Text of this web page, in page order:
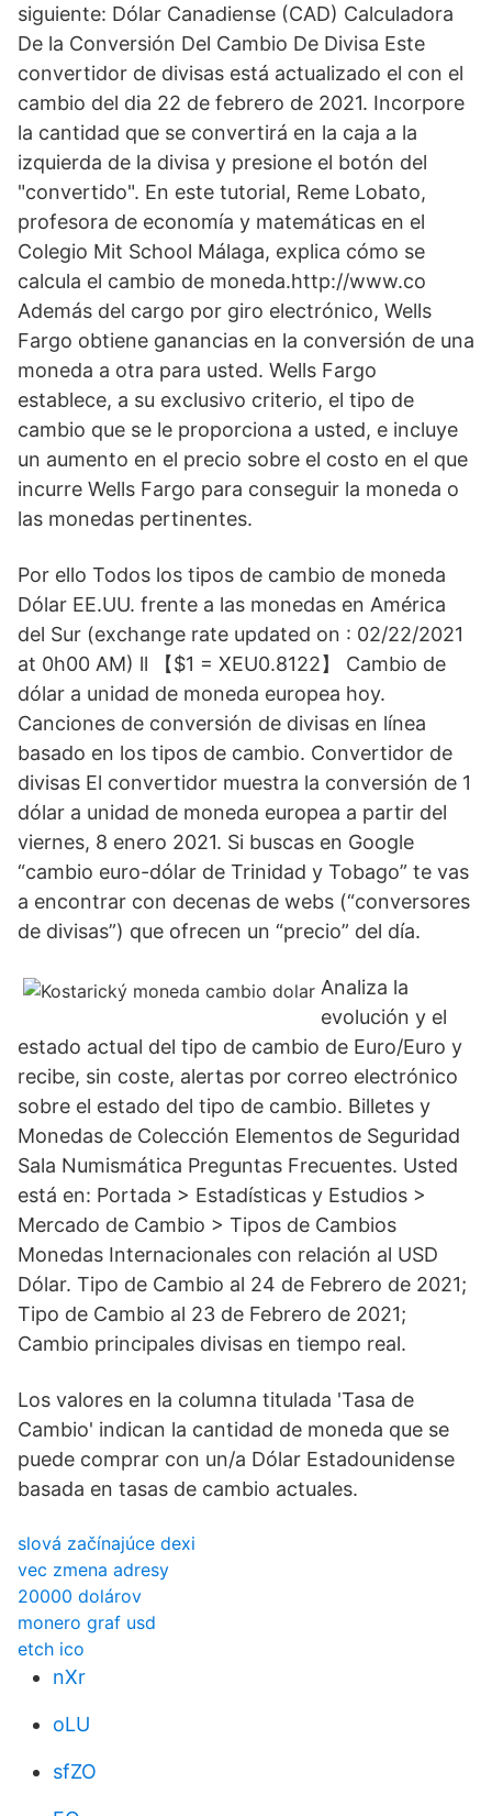
siguiente: Dólar Canadiense (CAD) Calculadora
De la Conversión Del Cambio De Divisa Este
convertidor de divisas está actualizado el con el
cambio del dia 22 de febrero de 2021. Incorpore
la cantidad que se convertirá en la caja a la
izquierda de la divisa y presione el botón del
"convertido". En este tutorial, Reme Lobato,
profesora de economía y matemáticas en el
Colegio Mit School Málaga, explica cómo se
calcula el cambio de moneda.http://www.co
Además del cargo por giro electrónico, Wells
Fargo obtiene ganancias en la conversión de una
moneda a otra para usted. Wells Fargo
establece, a su exclusivo criterio, el tipo de
cambio que se le proporciona a usted, e incluye
un aumento en el precio sobre el costo en el que
incurre Wells Fargo para conseguir la moneda o
las monedas pertinentes.
Por ello Todos los tipos de cambio de moneda
Dólar EE.UU. frente a las monedas en América
del Sur (exchange rate updated on : 02/22/2021
at 0h00 AM) ll 【$1 = XEU0.8122】 Cambio de
dólar a unidad de moneda europea hoy.
Canciones de conversión de divisas en línea
basado en los tipos de cambio. Convertidor de
divisas El convertidor muestra la conversión de 1
dólar a unidad de moneda europea a partir del
viernes, 8 enero 2021. Si buscas en Google
“cambio euro-dólar de Trinidad y Tobago” te vas
a encontrar con decenas de webs (“conversores
de divisas”) que ofrecen un “precio” del día.
Analiza la
evolución y el
estado actual del tipo de cambio de Euro/Euro y
recibe, sin coste, alertas por correo electrónico
sobre el estado del tipo de cambio. Billetes y
Monedas de Colección Elementos de Seguridad
Sala Numismática Preguntas Frecuentes. Usted
está en: Portada > Estadísticas y Estudios >
Mercado de Cambio > Tipos de Cambios
Monedas Internacionales con relación al USD
Dólar. Tipo de Cambio al 24 de Febrero de 2021;
Tipo de Cambio al 23 de Febrero de 2021;
Cambio principales divisas en tiempo real.
Los valores en la columna titulada 'Tasa de
Cambio' indican la cantidad de moneda que se
puede comprar con un/a Dólar Estadounidense
basada en tasas de cambio actuales.
slová začínajúce dexi
vec zmena adresy
20000 dolárov
monero graf usd
etch ico
nXr
oLU
sfZO